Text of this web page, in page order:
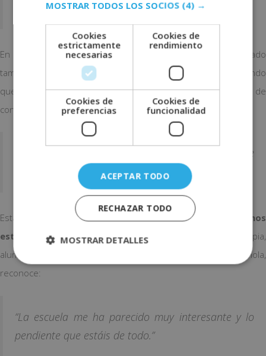
estado pendientes de mi evolución.”
En titulaciones más creativas, como interiorismo, el alumnado
también
resalta la estructura y la tutorización
, reconociendo
que el trato humano marca la diferencia y genera vínculos de
confianza duraderos. Manel Serrano afirma:
“[Mi tutor] Me apoyó, asesoró y aconsejó de
manera ejemplar.”
Esta sensación de cercanía es la queimpulsa a muchos
estudiantes a recomendarnos . Finalmente, M.ª Ángeles Tapia,
alumna de la Certificación en Lengua de Signos Española,
reconoce:
“La escuela me ha parecido muy interesante y lo
pendiente que estáis de todo.”
MOSTRAR TODOS LOS SOCIOS (4) →
Cookies
estrictamente
necesarias
Cookies de
rendimiento
Cookies de
preferencias
Cookies de
funcionalidad
ACEPTAR TODO
RECHAZAR TODO
MOSTRAR DETALLES